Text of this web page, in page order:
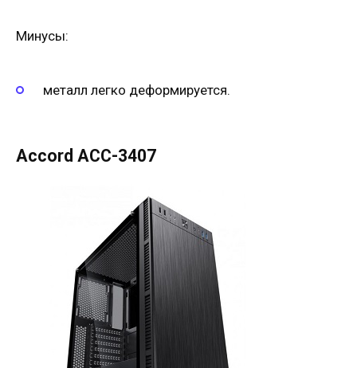
Минусы:
металл легко деформируется.
Accord ACC-3407